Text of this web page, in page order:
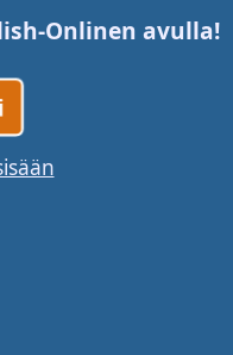
Onlinen avulla!